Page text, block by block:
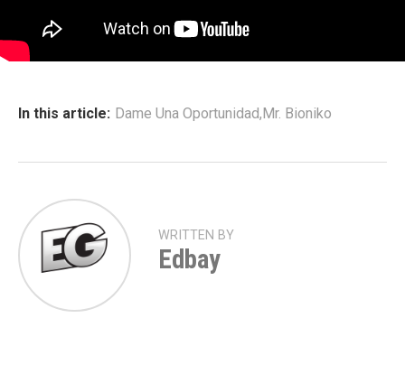
In this article: Dame Una Oportunidad,Mr. Bioniko
WRITTEN BY
Edbay